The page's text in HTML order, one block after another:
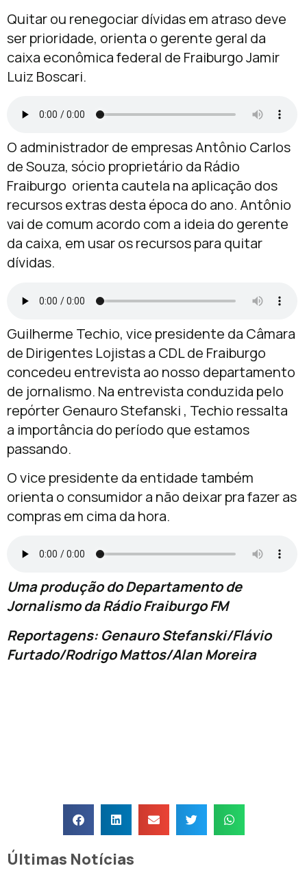
Quitar ou renegociar dívidas em atraso deve
ser prioridade, orienta o gerente geral da
caixa econômica federal de Fraiburgo Jamir
Luiz Boscari.
O administrador de empresas Antônio Carlos
de Souza, sócio proprietário da Rádio
Fraiburgo orienta cautela na aplicação dos
recursos extras desta época do ano. Antônio
vai de comum acordo com a ideia do gerente
da caixa, em usar os recursos para quitar
dívidas.
Guilherme Techio, vice presidente da Câmara
de Dirigentes Lojistas a CDL de Fraiburgo
concedeu entrevista ao nosso departamento
de jornalismo. Na entrevista conduzida pelo
repórter Genauro Stefanski , Techio ressalta
a importância do período que estamos
passando.
O vice presidente da entidade também
orienta o consumidor a não deixar pra fazer as
compras em cima da hora.
Uma produção do Departamento de
Jornalismo da Rádio Fraiburgo FM
Reportagens: Genauro Stefanski/Flávio
Furtado/Rodrigo Mattos/Alan Moreira
Últimas Notícias